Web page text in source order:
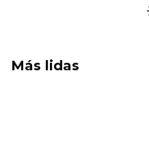
Más lidas